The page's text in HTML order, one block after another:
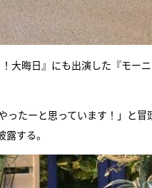
大晦日』にも出演した『モーニ
ったーと思っています！」と冒
する。